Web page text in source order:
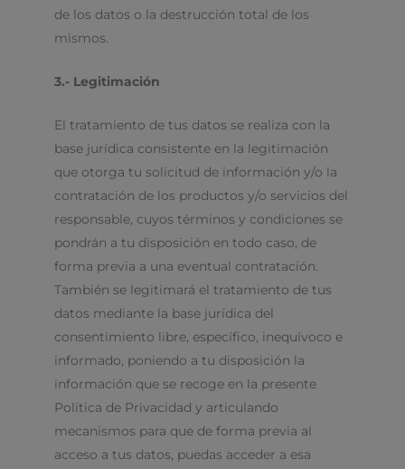
de los datos o la destrucción total de los
mismos.
3.- Legitimación
El tratamiento de tus datos se realiza con la
base jurídica consistente en la legitimación
que otorga tu solicitud de información y/o la
contratación de los productos y/o servicios del
responsable, cuyos términos y condiciones se
pondrán a tu disposición en todo caso, de
forma previa a una eventual contratación.
También se legitimará el tratamiento de tus
datos mediante la base jurídica del
consentimiento libre, específico, inequívoco e
informado, poniendo a tu disposición la
información que se recoge en la presente
Política de Privacidad y articulando
mecanismos para que de forma previa al
acceso a tus datos, puedas acceder a esa